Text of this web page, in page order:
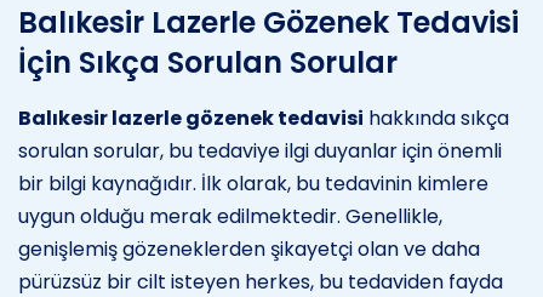
Balıkesir Lazerle Gözenek Tedavisi
İçin Sıkça Sorulan Sorular
Balıkesir lazerle gözenek tedavisi hakkında sıkça
sorulan sorular, bu tedaviye ilgi duyanlar için önemli
bir bilgi kaynağıdır. İlk olarak, bu tedavinin kimlere
uygun olduğu merak edilmektedir. Genellikle,
genişlemiş gözeneklerden şikayetçi olan ve daha
pürüzsüz bir cilt isteyen herkes, bu tedaviden fayda